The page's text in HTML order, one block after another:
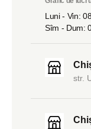
Luni - Vin:
Sîm - Dum:
str.